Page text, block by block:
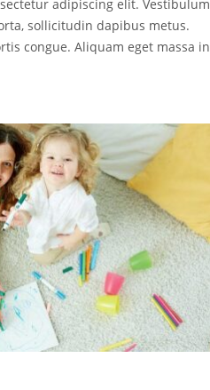
adipiscing elit. Vestibulum
sollicitudin dapibus metus.
congue. Aliquam eget massa in